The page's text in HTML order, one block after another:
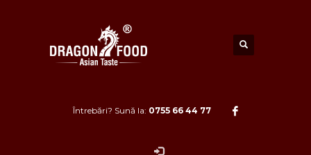
Întrebări? Sună la: 0755 66 44 77